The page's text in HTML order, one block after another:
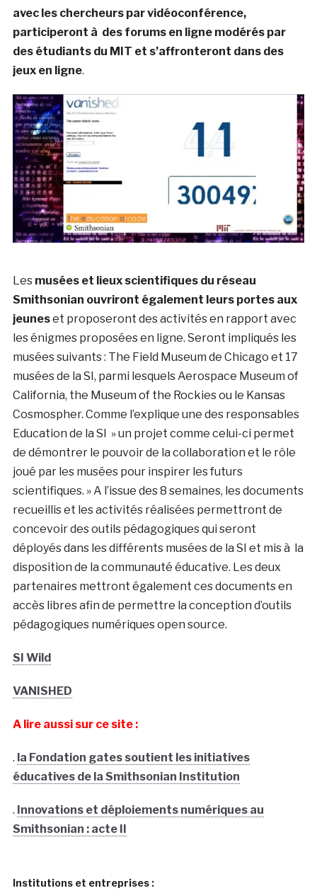
avec les chercheurs par vidéoconférence,
participeront à des forums en ligne modérés par
des étudiants du MIT et s’affronteront dans des
jeux en ligne.
Les musées et lieux scientifiques du réseau
Smithsonian ouvriront également leurs portes aux
jeuneset proposeront des activités en rapport avec
les énigmes proposées en ligne. Seront impliqués les
musées suivants : The Field Museum de Chicago et 17
musées de la SI, parmi lesquels Aerospace Museum of
California, the Museum of the Rockies ou le Kansas
Cosmospher. Comme l’explique une des responsables
Education de la SI » un projet comme celui-ci permet
de démontrer le pouvoir de la collaboration et le rôle
joué par les musées pour inspirer les futurs
scientifiques. » A l’issue des 8 semaines, les documents
recueillis et les activités réalisées permettront de
concevoir des outils pédagogiques qui seront
déployés dans les différents musées de la SI et mis à la
disposition de la communauté éducative. Les deux
partenaires mettront également ces documents en
accès libres afin de permettre la conception d’outils
pédagogiques numériques open source.
SI Wild
VANISHED
A lire aussi sur ce site :
. la Fondation gates soutient les initiatives
éducatives de la Smithsonian Institution
. Innovations et déploiements numériques au
Smithsonian : acte II
Institutions et entreprises :